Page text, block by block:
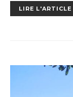
LIRE L'ARTICLE